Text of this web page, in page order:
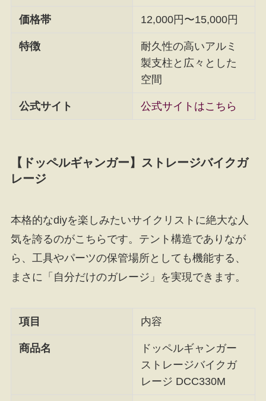
価格帯 12,000円〜15,000円
特徴
耐久性の高いアルミ
製支柱と広々とした
空間
公式サイト 公式サイトはこちら
【ドッペルギャンガー】ストレージバイクガ
レージ
本格的なdiyを楽しみたいサイクリストに絶大な人
気を誇るのがこちらです。テント構造でありなが
ら、工具やパーツの保管場所としても機能する、
まさに「自分だけのガレージ」を実現できます。
項目 内容
商品名
ドッペルギャンガー
ストレージバイクガ
レージ DCC330M